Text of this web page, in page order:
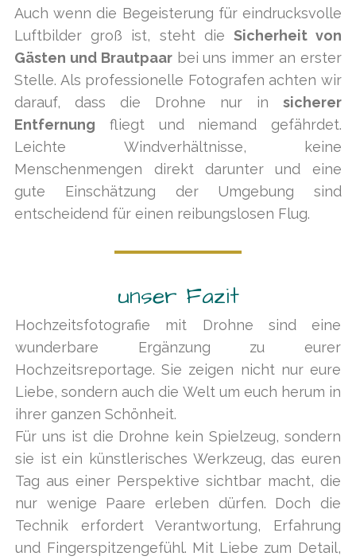
Auch wenn die Begeisterung für eindrucksvolle
Luftbilder groß ist, steht die Sicherheit von
Gästen und Brautpaarbei uns immer an erster
Stelle. Als professionelle Fotografen achten wir
darauf, dass die Drohne nur in sicherer
Entfernung fliegt und niemand gefährdet.
Leichte Windverhältnisse, keine
Menschenmengen direkt darunter und eine
gute Einschätzung der Umgebung sind
entscheidend für einen reibungslosen Flug.
unser Fazit
Hochzeitsfotografie mit Drohne sind eine
wunderbare Ergänzung zu eurer
Hochzeitsreportage. Sie zeigen nicht nur eure
Liebe, sondern auch die Welt um euch herum in
ihrer ganzen Schönheit.
Für uns ist die Drohne kein Spielzeug, sondern
sie ist ein künstlerisches Werkzeug, das euren
Tag aus einer Perspektive sichtbar macht, die
nur wenige Paare erleben dürfen. Doch die
Technik erfordert Verantwortung, Erfahrung
und Fingerspitzengefühl. Mit Liebe zum Detail,